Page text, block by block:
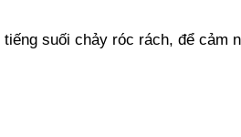
suối chảy róc rách, để cảm